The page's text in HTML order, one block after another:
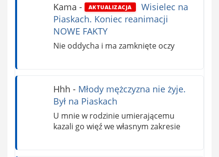
Kama - AKTUALIZACJA
Wisielec na
Piaskach. Koniec reanimacji
NOWE FAKTY
Nie oddycha i ma zamknięte oczy
Hhh - Młody mężczyzna nie żyje.
Był na Piaskach
U mnie w rodzinie umierającemu
kazali go więź we własnym zakresie